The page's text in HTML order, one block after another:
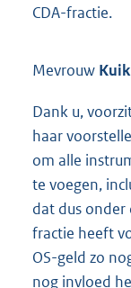
CDA-fractie.
Mevrouw Kuik
Dank u,
haar
om alle
te voegen,
dat dus onder
fractie heeft
OS-geld zo
nog invloed